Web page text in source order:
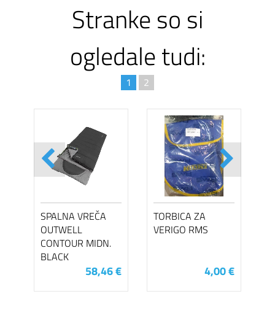
Stranke so si
ogledale tudi:
1 2
SPALNA VREČA
OUTWELL
CONTOUR MIDN.
BLACK
58,46 €
TORBICA ZA
VERIGO RMS
4,00 €